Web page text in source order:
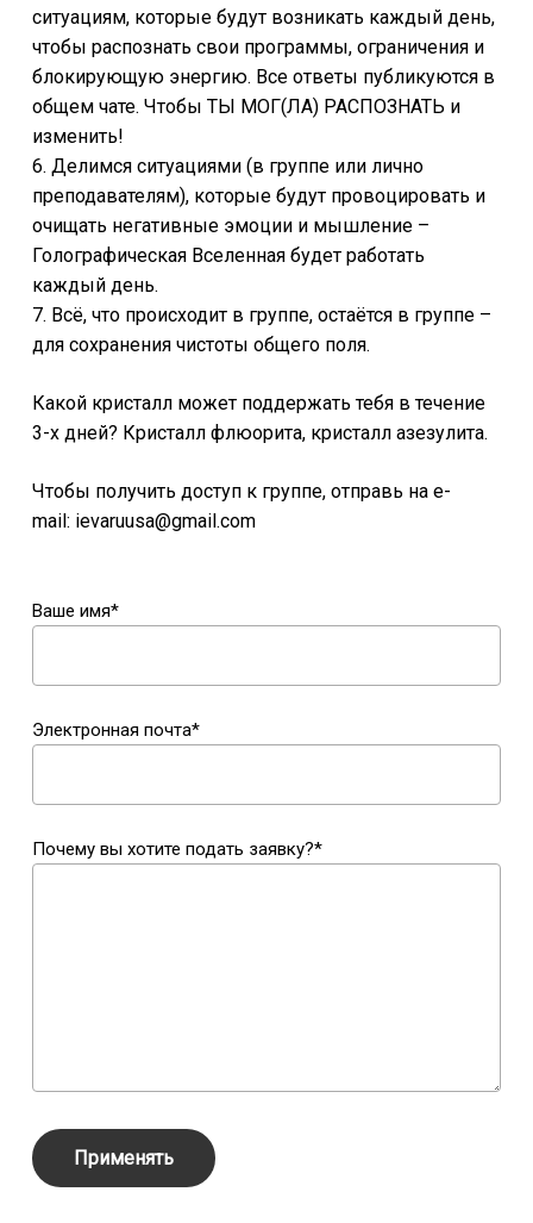
ситуациям, которые будут возникать каждый день,
чтобы распознать свои программы, ограничения и
блокирующую энергию. Все ответы публикуются в
общем чате. Чтобы ТЫ МОГ(ЛА) РАСПОЗНАТЬ и
изменить!
6. Делимся ситуациями (в группе или лично
преподавателям), которые будут провоцировать и
очищать негативные эмоции и мышление –
Голографическая Вселенная будет работать
каждый день.
7. Всё, что происходит в группе, остаётся в группе –
для сохранения чистоты общего поля.
Какой кристалл может поддержать тебя в течение
3-х дней? Кристалл флюорита, кристалл азезулита.
Чтобы получить доступ к группе, отправь на e-
mail: ievaruusa@gmail.com
Ваше имя*
Электронная почта*
Почему вы хотите подать заявку?*